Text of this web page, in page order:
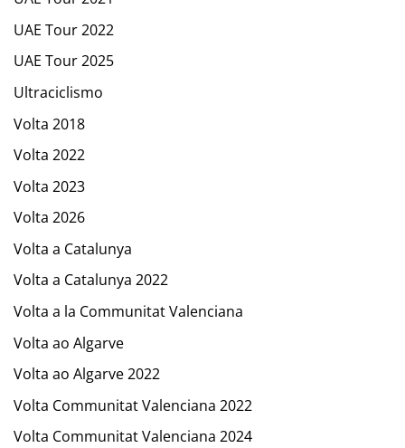
UAE Tour 2022
UAE Tour 2025
Ultraciclismo
Volta 2018
Volta 2022
Volta 2023
Volta 2026
Volta a Catalunya
Volta a Catalunya 2022
Volta a la Communitat Valenciana
Volta ao Algarve
Volta ao Algarve 2022
Volta Communitat Valenciana 2022
Volta Communitat Valenciana 2024